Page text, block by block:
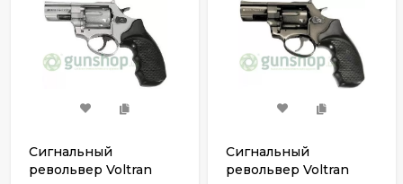
Сигнальный
револьвер Voltran
Сигнальный
револьвер Voltran